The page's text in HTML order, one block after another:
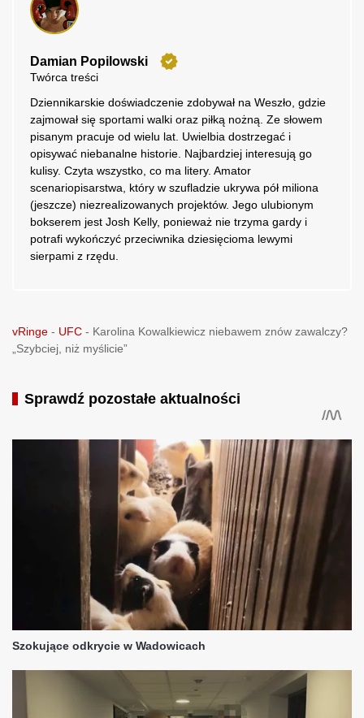
Damian Popilowski
Twórca treści
Dziennikarskie doświadczenie zdobywał na Weszło, gdzie
zajmował się sportami walki oraz piłką nożną. Ze słowem
pisanym pracuje od wielu lat. Uwielbia dostrzegać i
opisywać niebanalne historie. Najbardziej interesują go
kulisy. Czyta wszystko, co ma litery. Amator
scenariopisarstwa, który w szufladzie ukrywa pół miliona
(jeszcze) niezrealizowanych projektów. Jego ulubionym
bokserem jest Josh Kelly, ponieważ nie trzyma gardy i
potrafi wykończyć przeciwnika dziesięcioma lewymi
sierpami z rzędu.
vRinge - UFC - Karolina Kowalkiewicz niebawem znów zawalczy?
„Szybciej, niż myślicie”
Sprawdź pozostałe aktualności